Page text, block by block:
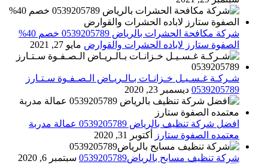
شركة مكافحة الحشرات بالرياض 0539205789 خصم 40%
الصفوة ستارز لاباده الحشرات والقوارض مايو 27, 2021
شـركـة غـسـيـل خـزانـات بـالـريـاض الـصـفـوة سـتـارز
0539205789 ديسمبر 23, 2020
افضل شركة تنظيف بالرياض 0539205789 عمالة مدربة
معتمده الصفوة ستارز
أكتوبر 31, 2020
شركة تنظيف مسابح بالرياض0539205789 سبتمبر 6, 2020